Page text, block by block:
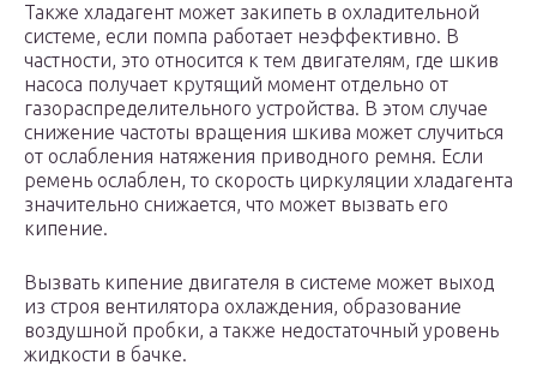
Также хладагент может закипеть в охладительной
системе, если помпа работает неэффективно. В
частности, это относится к тем двигателям, где шкив
насоса получает крутящий момент отдельно от
газораспределительного устройства. В этом случае
снижение частоты вращения шкива может случиться
от ослабления натяжения приводного ремня. Если
ремень ослаблен, то скорость циркуляции хладагента
значительно снижается, что может вызвать его
кипение.
Вызвать кипение двигателя в системе может выход
из строя вентилятора охлаждения, образование
воздушной пробки, а также недостаточный уровень
жидкости в бачке.